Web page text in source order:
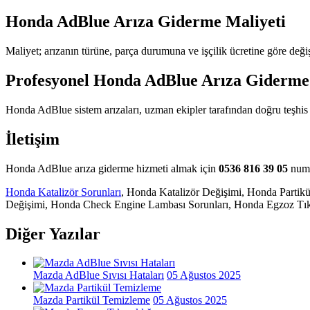
Honda AdBlue Arıza Giderme Maliyeti
Maliyet; arızanın türüne, parça durumuna ve işçilik ücretine göre
Profesyonel Honda AdBlue Arıza
Honda AdBlue sistem arızaları, uzman ekipler tarafından doğru
İletişim
Honda AdBlue arıza giderme hizmeti almak için 0536 816 39 05
Honda Katalizör Sorunları, Honda Katalizör Değişimi, Honda
Değişimi, Honda Check Engine Lambası Sorunları, Honda Egzoz
Diğer Yazılar
Mazda AdBlue Sıvısı Hataları 05 Ağustos 2025
Mazda Partikül Temizleme 05 Ağustos 2025